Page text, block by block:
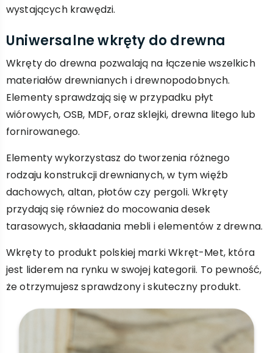
wystających krawędzi.
Uniwersalne wkręty do drewna
Wkręty do drewna pozwalają na łączenie wszelkich
materiałów drewnianych i drewnopodobnych.
Elementy sprawdzają się w przypadku płyt
wiórowych, OSB, MDF, oraz sklejki, drewna litego lub
fornirowanego.
Elementy wykorzystasz do tworzenia różnego
rodzaju konstrukcji drewnianych, w tym więźb
dachowych, altan, płotów czy pergoli. Wkręty
przydają się również do mocowania desek
tarasowych, skłaadania mebli i elementów z drewna.
Wkręty to produkt polskiej marki Wkręt-Met, która
jest liderem na rynku w swojej kategorii. To pewność,
że otrzymujesz sprawdzony i skuteczny produkt.